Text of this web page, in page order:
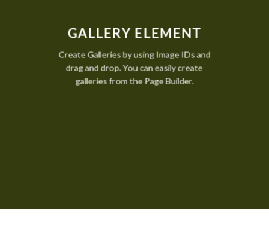
GALLERY ELEMENT
Create Galleries by using Image IDs and
drag and drop. You can easily create
galleries from the Page Builder.